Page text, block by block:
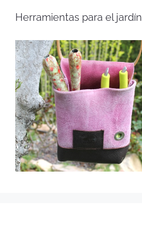
Herramientas para el jardín